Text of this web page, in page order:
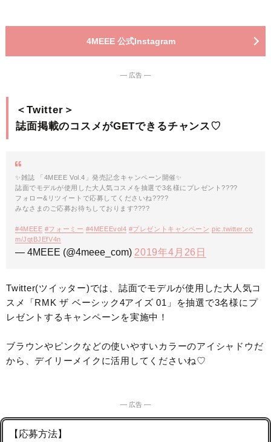
4MEEE 公式Instagram
― 広告 ―
＜Twitter＞
誌面掲載のコスメがGETできるチャンス♡
✨雑誌 「4MEEE Vol.4」発売記念キャンペーン開催✨
誌面でモデルが使用した大人気コスメを抽選で3名様にプレゼント????
フォロー&リツイートで応募してくださいね????
みなさまのご応募お待ちしております????
#4MEEE #フォーミー #4MEEEvol4 #プレゼントキャンペーン pic.twitter.co
m/JqtBJEfV4n
— 4MEEE (@4meee_com) 2019年4月26日
Twitter(ツイッター)では、誌面でモデルが使用した大人気コ
スメ「RMK ザ ベーシック4アイズ 01」を抽選で3名様にプ
レゼントするキャンペーンを実施中！
ブラウンやピンクなどの使いやすいカラーのアイシャドウだ
から、デイリーメイクに活用してくださいね♡
― 広告 ―
【応募方法】